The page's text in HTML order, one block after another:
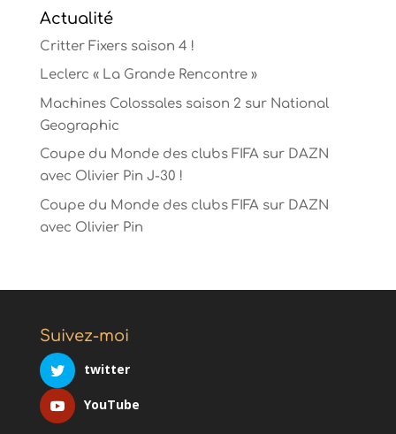
Actualité
Critter Fixers saison 4 !
Leclerc « La Grande Rencontre »
Machines Colossales saison 2 sur National
Geographic
Coupe du Monde des clubs FIFA sur DAZN
avec Olivier Pin J-30 !
Coupe du Monde des clubs FIFA sur DAZN
avec Olivier Pin
Suivez-moi
twitter
YouTube